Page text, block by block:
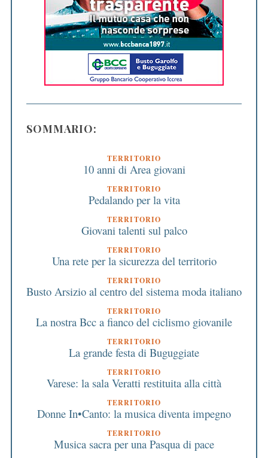
SOMMARIO:
TERRITORIO
10 anni di Area giovani
TERRITORIO
Pedalando per la vita
TERRITORIO
Giovani talenti sul palco
TERRITORIO
Una rete per la sicurezza del territorio
TERRITORIO
Busto Arsizio al centro del sistema moda italiano
TERRITORIO
La nostra Bcc a fianco del ciclismo giovanile
TERRITORIO
La grande festa di Buguggiate
TERRITORIO
Varese: la sala Veratti restituita alla città
TERRITORIO
Donne In•Canto: la musica diventa impegno
TERRITORIO
Musica sacra per una Pasqua di pace